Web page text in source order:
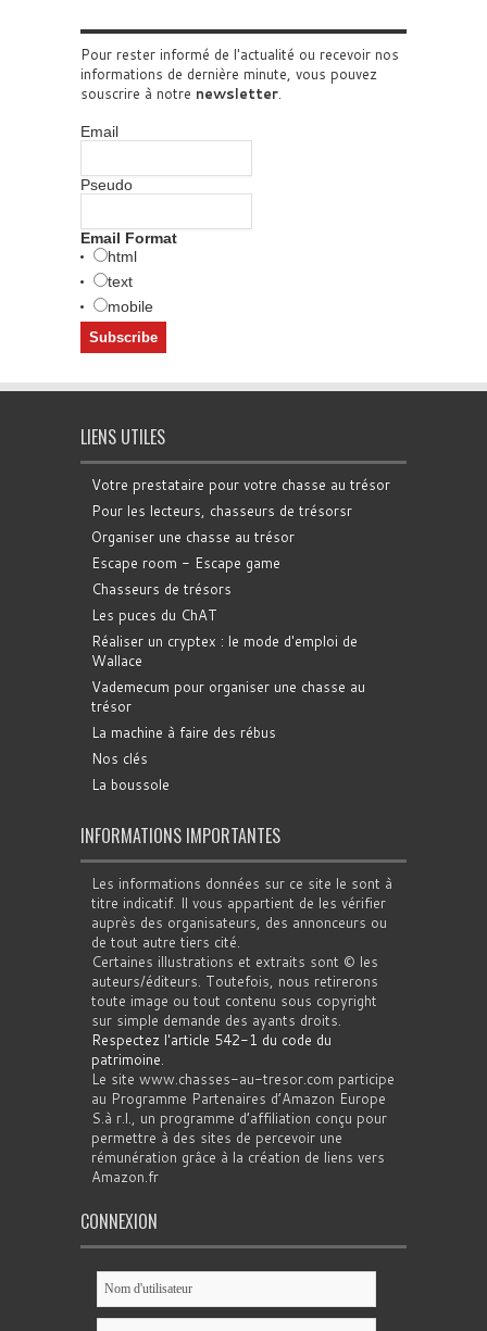
Pour rester informé de l'actualité ou recevoir nos
informations de dernière minute, vous pouvez
souscrire à notre newsletter
Email
Pseudo
Email Format
html
text
mobile
LIENS UTILES
Votre prestataire pour votre chasse au trésor
Pour les lecteurs, chasseurs de trésorsr
Organiser une chasse au trésor
Escape room - Escape game
Chasseurs de trésors
Les puces du ChAT
Réaliser un cryptex : le mode d'emploi de
Wallace
Vademecum pour organiser une chasse au
trésor
La machine à faire des rébus
Nos clés
La boussole
INFORMATIONS IMPORTANTES
Les informations données sur ce site le sont à
titre indicatif. Il vous appartient de les vérifier
auprès des organisateurs, des annonceurs ou
de tout autre tiers cité.
Certaines illustrations et extraits sont © les
auteurs/éditeurs. Toutefois, nous retirerons
toute image ou tout contenu sous copyright
sur simple demande des ayants droits.
Respectez l'article 542-1 du code du
patrimoine
Le site www.chasses-au-tresor.com participe
au Programme Partenaires d’Amazon Europe
S.à r.l., un programme d’affiliation conçu pour
permettre à des sites de percevoir une
rémunération grâce à la création de liens vers
Amazon.fr
CONNEXION